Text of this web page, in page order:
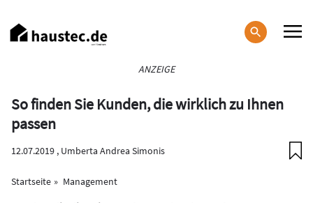
zum
Inhalt
ANZEIGE
So finden Sie Kunden, die wirklich zu Ihnen
passen
12.07.2019 , Umberta Andrea Simonis
Startseite Management